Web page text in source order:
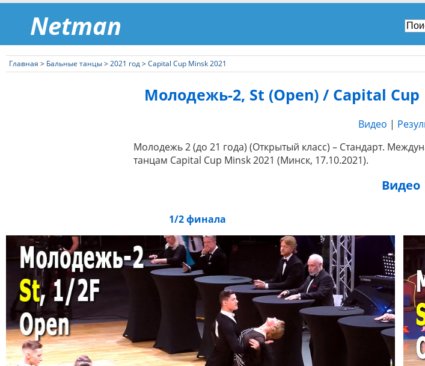
Netman
Главная > Бальные танцы>2021 год>Capital Cup Minsk 2021
Молодежь-2, St (Open) / Capital Cup
Видео |
Молодежь 2 (до 21 года) (Открытый класс) – Стандарт.
танцам Capital Cup Minsk 2021 (Минск, 17.10.2021).
Видео
1/2 финала